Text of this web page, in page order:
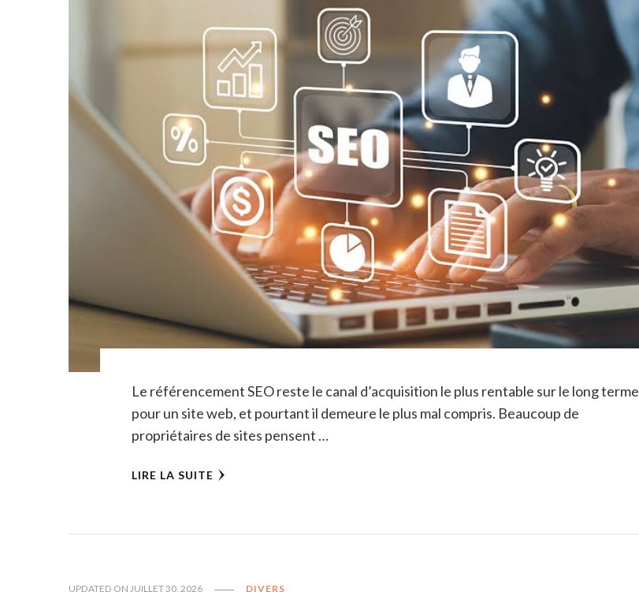
Le référencement SEO reste le canal d’acquisition le plus rentable sur le long terme
pour un site web, et pourtant il demeure le plus mal compris. Beaucoup de
propriétaires de sites pensent …
LIRE LA SUITE
UPDATED ON JUILLET 30, 2026 DIVERS